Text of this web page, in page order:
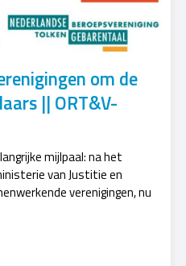
om de
|| ORT&V-
mijlpaal: na het
van Justitie en
verenigingen, nu